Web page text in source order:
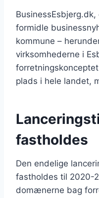
formidle
kommune –
virksomhederne i
plads i hele landet,
fastholdes
Den endelige
fastholdes til 2020-
domænerne bag